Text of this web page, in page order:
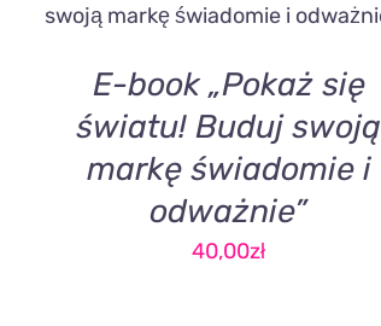
VIEW
E-book „Pokaż się
światu! Buduj swoją
markę świadomie i
odważnie”
40,00zł